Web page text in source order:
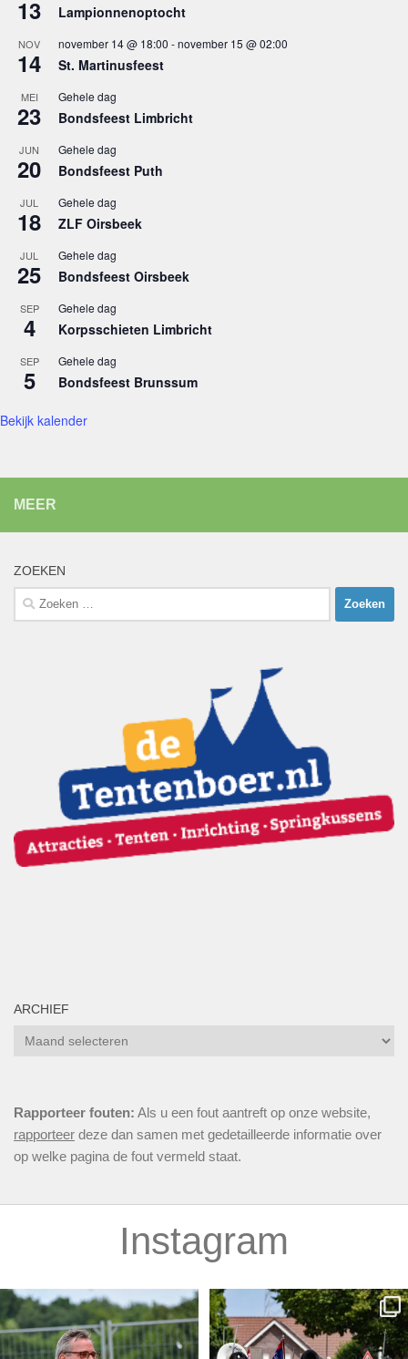
13 Lampionnenoptocht
NOV
14
november 14 @ 18:00 -november 15 @ 02:00
St. Martinusfeest
MEI
23
Gehele dag
Bondsfeest Limbricht
JUN
20
Gehele dag
Bondsfeest Puth
JUL
18
Gehele dag
ZLF Oirsbeek
JUL
25
Gehele dag
Bondsfeest Oirsbeek
SEP
4
Gehele dag
Korpsschieten Limbricht
SEP
5
Gehele dag
Bondsfeest Brunssum
Bekijk kalender
MEER
ZOEKEN
Zoeken
naar:
ARCHIEF
Archief
Rapporteer fouten:Als u een fout aantreft op onze website,
deze dan samen met gedetailleerde informatie over
op welke pagina de fout vermeld staat.
Instagram